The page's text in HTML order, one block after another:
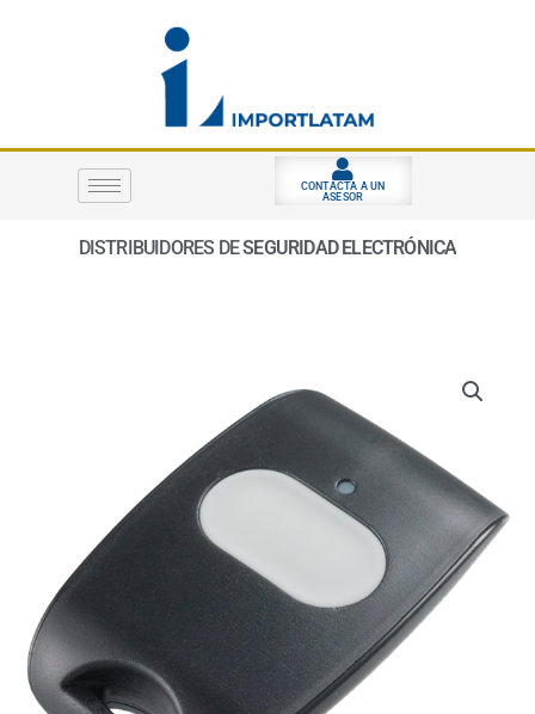
CONTACTA A UN
ASESOR
DISTRIBUIDORES DESEGURIDAD ELECTRÓNICA